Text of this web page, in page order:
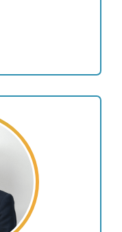
産を「どう活か
だけではなく、
ける存在であり
目覚めて、自宅
っています。
成や組織運営に
、勉強というよ
ます。趣味と実
的に取り組んで